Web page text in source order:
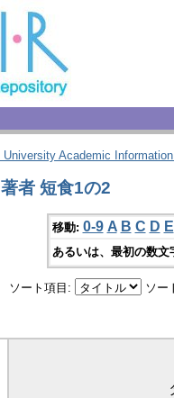
University Academic
者 短食1の2
移動: 0-9 A B C D E
あるいは、最初の数
ソート項目: ソー